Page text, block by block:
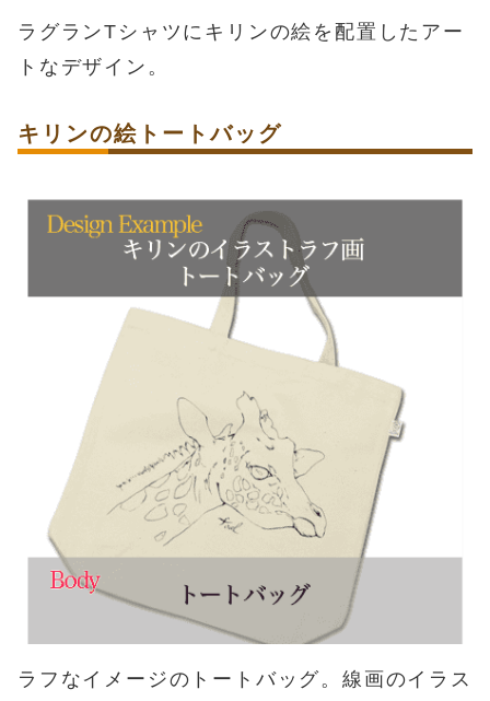
ラグランTシャツにキリンの絵を配置したアー
トなデザイン。
キリンの絵トートバッグ
ラフなイメージのトートバッグ。線画のイラス